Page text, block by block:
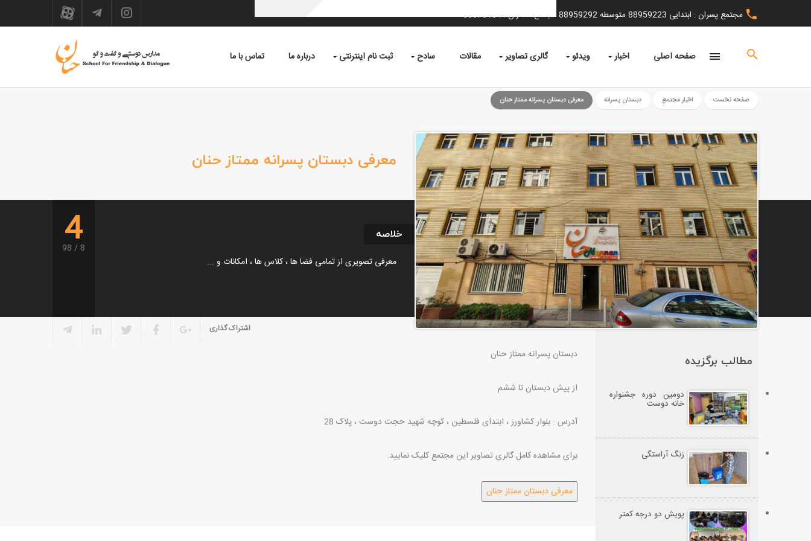
مجتمع پسران : ابتدایی 88959223 متوسطه 88959292 مجتمع دختران : 66578134
صفحه اصلی اخبار ویدئو گالری تصاویر مقالات سادح ثبت نام اینترنتی درباره ما تماس با ما
صفحه نخست اخبار مجتمع دبستان پسرانه معرفی دبستان پسرانه ممتاز حنان
معرفی دبستان پسرانه ممتاز حنان
خلاصه
معرفی تصویری از تمامی فضا ها ، کلاس ها ، امکانات و ...
48
98
اشتراک گذاری
دبستان پسرانه ممتاز حنان
از پیش دبستان تا ششم
آدرس : بلوار کشاورز ، ابتدای فلسطین ، کوچه شهید حجت دوست ، پلاک 28
برای مشاهده کامل گالری تصاویر این مجتمع کلیک نمایید.
مطالب برگزیده
دومین دوره جشنواره
خانه دوست
زنگ آراستگی
پویش دو درجه کمتر